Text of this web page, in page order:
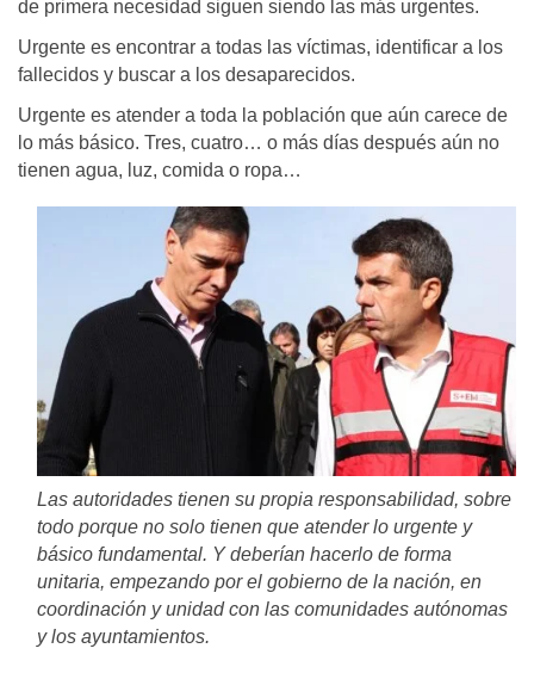
de primera necesidad siguen siendo las más urgentes.
Urgente es encontrar a todas las víctimas, identificar a los
fallecidos y buscar a los desaparecidos.
Urgente es atender a toda la población que aún carece de
lo más básico. Tres, cuatro… o más días después aún no
tienen agua, luz, comida o ropa…
Las autoridades tienen su propia responsabilidad, sobre
todo porque no solo tienen que atender lo urgente y
básico fundamental. Y deberían hacerlo de forma
unitaria, empezando por el gobierno de la nación, en
coordinación y unidad con las comunidades autónomas
y los ayuntamientos.